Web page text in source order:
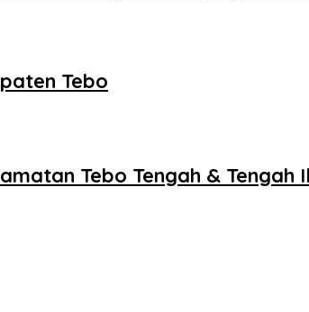
Tebo
Tebo Tengah & Tengah